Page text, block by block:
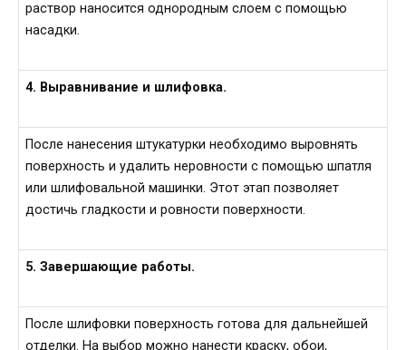
раствор наносится однородным слоем с помощью
насадки.
4. Выравнивание и шлифовка.
После нанесения штукатурки необходимо выровнять
поверхность и удалить неровности с помощью шпатля
или шлифовальной машинки. Этот этап позволяет
достичь гладкости и ровности поверхности.
5. Завершающие работы.
После шлифовки поверхность готова для дальнейшей
отделки. На выбор можно нанести краску, обои,